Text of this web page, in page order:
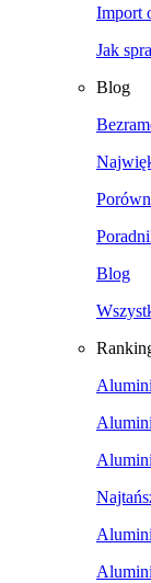
Import
Jak
Blog
Blog